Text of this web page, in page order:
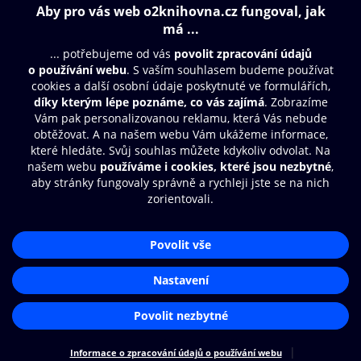
detektivního cyklu Hříšní lidé Království českého. Autor
Vlastimil Vondruška, čte Aleš Procházka.
Obsah ke stažení
Moje O2 Knihovna
Další zábava
© O2 Czech Republic a.s.
Zásady zpracování osobních údajů
Nastavení cookies
Aplikace O2 Knihovna
Čti a poslouchej své e-knihy a
audioknihy rychleji a pohodlněji.